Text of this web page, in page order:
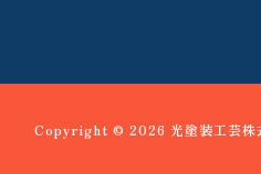
Copyright © 2026 光塗装工芸